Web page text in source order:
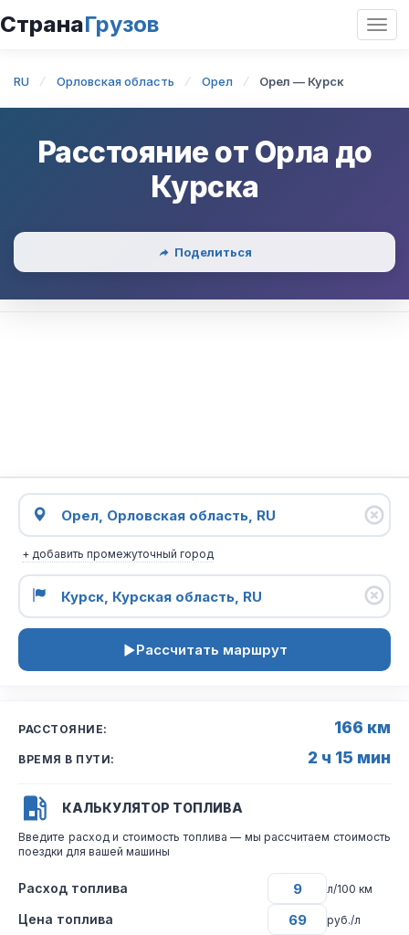
СтранаГрузов
RU Орловская область Орел Орел — Курск
Расстояние от Орла до
Курска
Поделиться
+ добавить промежуточный город
Рассчитать маршрут
РАССТОЯНИЕ: 166 км
ВРЕМЯ В ПУТИ: 2 ч 15 мин
КАЛЬКУЛЯТОР ТОПЛИВА
Введите расход и стоимость топлива — мы рассчитаем стоимость
поездки для вашей машины
Расход топлива л/100 км
Цена топлива руб./л